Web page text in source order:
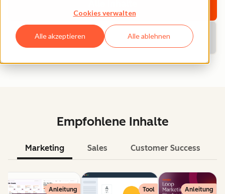
Cookies verwalten
Alle akzeptieren Alle ablehnen
Aktuelle Berichte
Empfohlene Inhalte
Marketing Sales Customer Success
Anleitung Tool Anleitung